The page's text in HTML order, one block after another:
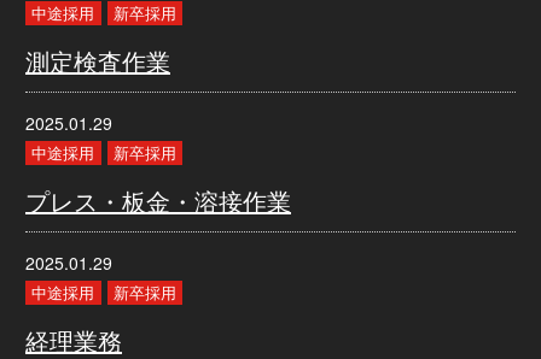
中途採用 新卒採用
測定検査作業
2025.01.29
中途採用 新卒採用
プレス・板金・溶接作業
2025.01.29
中途採用 新卒採用
経理業務